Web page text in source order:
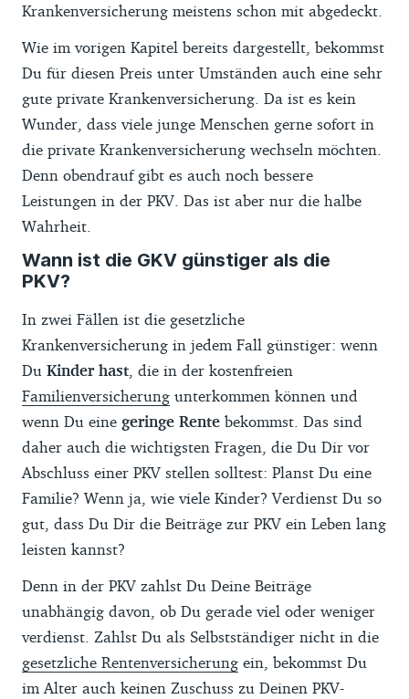
Krankenversicherung meistens schon mit abgedeckt.
Wie im vorigen Kapitel bereits dargestellt, bekommst
Du für diesen Preis unter Umständen auch eine sehr
gute private Krankenversicherung. Da ist es kein
Wunder, dass viele junge Menschen gerne sofort in
die private Krankenversicherung wechseln möchten.
Denn obendrauf gibt es auch noch bessere
Leistungen in der PKV. Das ist aber nur die halbe
Wahrheit.
Wann ist die GKV günstiger als die
PKV?
In zwei Fällen ist die gesetzliche
Krankenversicherung in jedem Fall günstiger: wenn
Du Kinder hast, die in der kostenfreien
Familienversicherung unterkommen können und
wenn Du eine geringe Rente bekommst. Das sind
daher auch die wichtigsten Fragen, die Du Dir vor
Abschluss einer PKV stellen solltest: Planst Du eine
Familie? Wenn ja, wie viele Kinder? Verdienst Du so
gut, dass Du Dir die Beiträge zur PKV ein Leben lang
leisten kannst?
Denn in der PKV zahlst Du Deine Beiträge
unabhängig davon, ob Du gerade viel oder weniger
verdienst. Zahlst Du als Selbstständiger nicht in die
gesetzliche Rentenversicherung ein, bekommst Du
im Alter auch keinen Zuschuss zu Deinen PKV-